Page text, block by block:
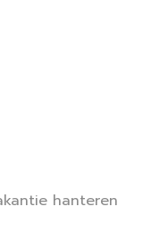
hanteren